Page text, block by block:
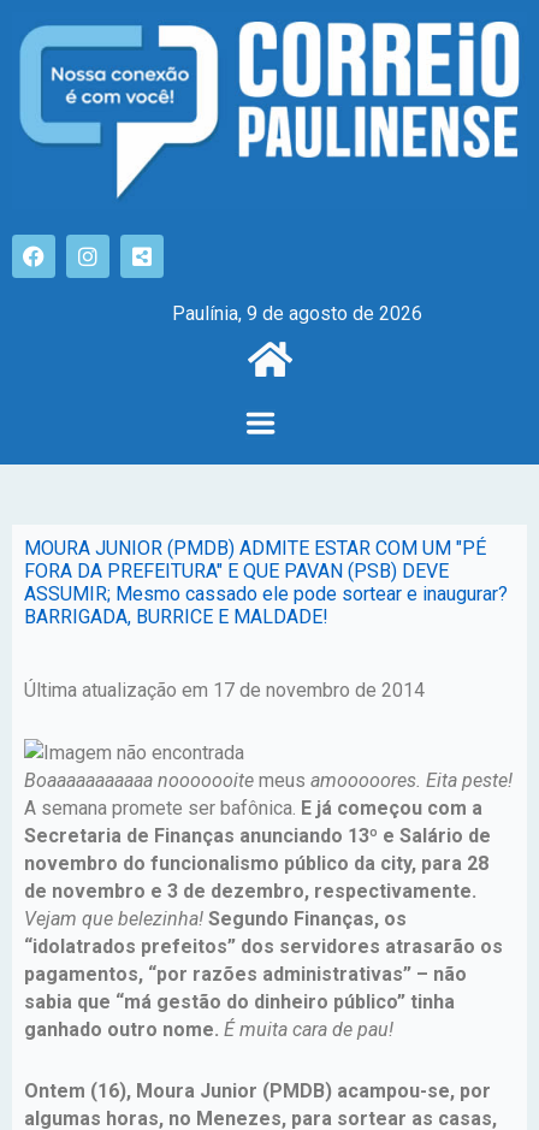
Paulínia, 9 de agosto de 2026
MOURA JUNIOR (PMDB) ADMITE ESTAR COM UM "PÉ
FORA DA PREFEITURA" E QUE PAVAN (PSB) DEVE
ASSUMIR; Mesmo cassado ele pode sortear e inaugurar?
BARRIGADA, BURRICE E MALDADE!
Última atualização em 17 de novembro de 2014
Boaaaaaaaaaaa nooooooite meus amooooores. Eita peste!
A semana promete ser bafônica. E já começou com a
Secretaria de Finanças anunciando 13º e Salário de
novembro do funcionalismo público da city, para 28
de novembro e 3 de dezembro, respectivamente.
Vejam que belezinha! Segundo Finanças, os
“idolatrados prefeitos” dos servidores atrasarão os
pagamentos, “por razões administrativas” – não
sabia que “má gestão do dinheiro público” tinha
ganhado outro nome. É muita cara de pau!
Ontem (16), Moura Junior (PMDB) acampou-se, por
algumas horas, no Menezes, para sortear as casas,